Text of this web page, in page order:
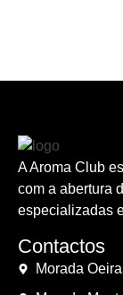
A Aroma Club
com a abertura
especializadas
Contactos
Morada